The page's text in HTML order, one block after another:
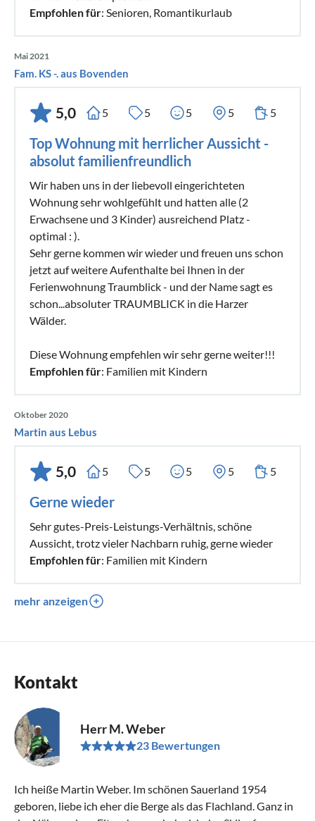
Empfohlen für: Senioren, Romantikurlaub
Mai 2021
Fam. KS -. aus Bovenden
5,0 5 5 5 5 5
Top Wohnung mit herrlicher Aussicht -
absolut familienfreundlich
Wir haben uns in der liebevoll eingerichteten
Wohnung sehr wohlgefühlt und hatten alle (2
Erwachsene und 3 Kinder) ausreichend Platz -
optimal : ).
Sehr gerne kommen wir wieder und freuen uns schon
jetzt auf weitere Aufenthalte bei Ihnen in der
Ferienwohnung Traumblick - und der Name sagt es
schon...absoluter TRAUMBLICK in die Harzer
Wälder.
Diese Wohnung empfehlen wir sehr gerne weiter!!!
Empfohlen für: Familien mit Kindern
Oktober 2020
Martin aus Lebus
5,0 5 5 5 5 5
Gerne wieder
Sehr gutes-Preis-Leistungs-Verhältnis, schöne
Aussicht, trotz vieler Nachbarn ruhig, gerne wieder
Empfohlen für: Familien mit Kindern
mehr anzeigen
Kontakt
Herr M. Weber
23 Bewertungen
Ich heiße Martin Weber. Im schönen Sauerland 1954
geboren, liebe ich eher die Berge als das Flachland. Ganz in